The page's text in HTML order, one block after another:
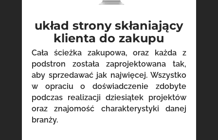
układ strony skłaniający
klienta do zakupu
Cała ścieżka zakupowa, oraz każda z
podstron została zaprojektowana tak,
aby sprzedawać jak najwięcej. Wszystko
w opraciu o doświadczenie zdobyte
podczas realizacji dziesiątek projektów
oraz znajomość charakterystyki danej
branży.